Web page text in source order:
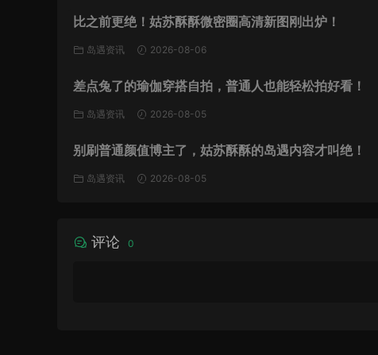
比之前更绝！姑苏酥酥微密圈高清新图刚出炉！
岛遇资讯 2026-08-06
差点兔了的瑜伽穿搭自拍，普通人也能轻松拍好看！
岛遇资讯 2026-08-05
别刷普通颜值博主了，姑苏酥酥的岛遇内容才叫绝！
岛遇资讯 2026-08-05
评论 0